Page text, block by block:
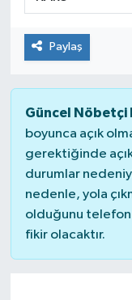
Paylaş
Güncel Nöbetçi
boyunca açık
gerektiğinde
durumlar
nedenle, yola
olduğunu telefon
fikir olacaktır.
HABERDE
BİLİM VE
KÜLTÜR-